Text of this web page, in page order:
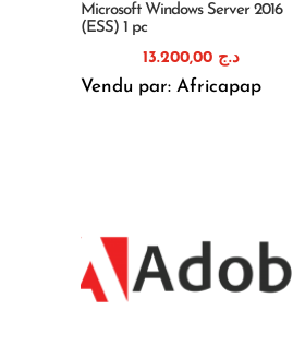
Microsoft Windows Server 2016
(ESS) 1 pc
د.ج 13.200,00
Vendu par: Africapap